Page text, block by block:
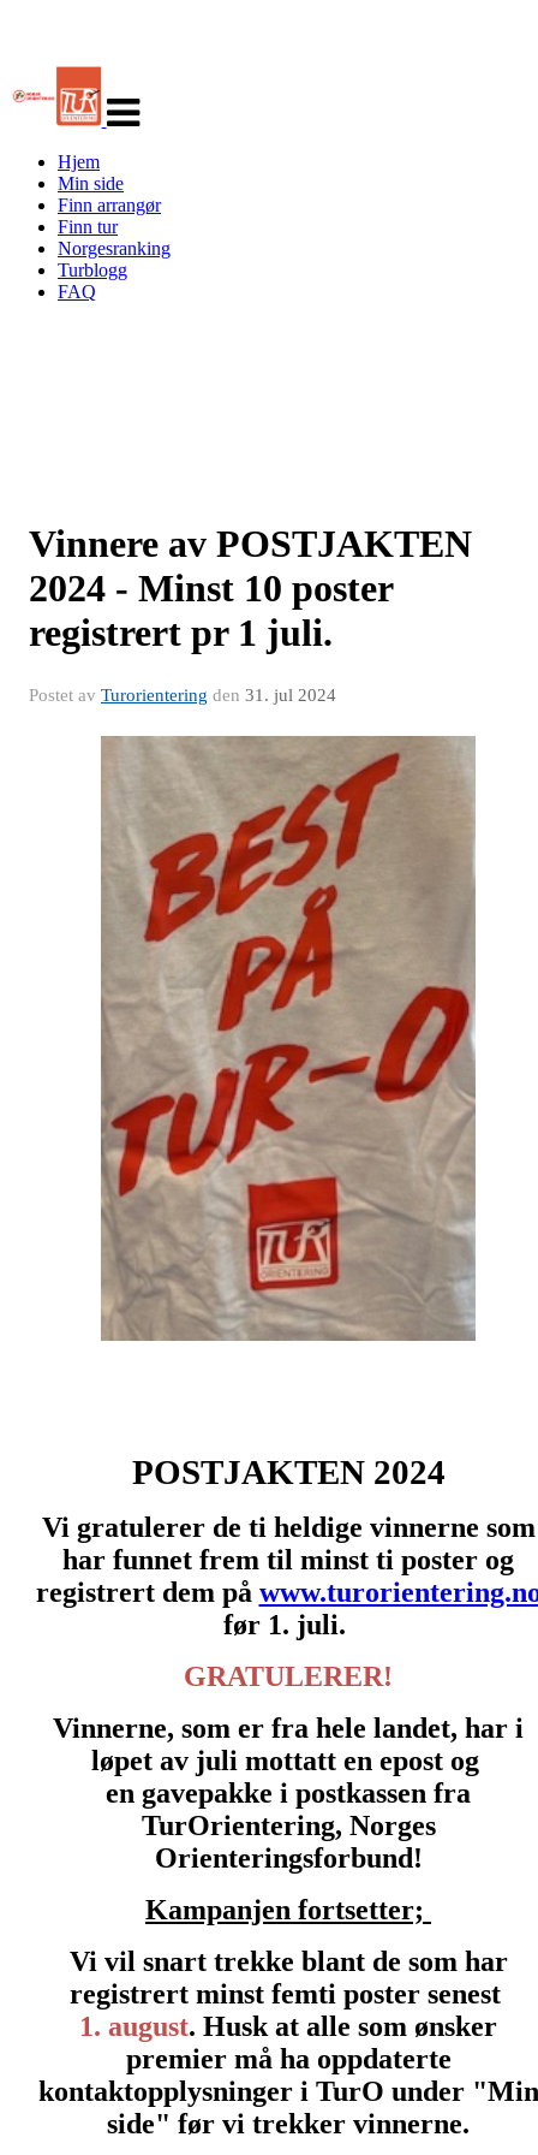
navigasjon
Hjem
Min side
Finn arrangør
Finn tur
Norgesranking
Turblogg
FAQ
Vinnere av POSTJAKTEN
2024 - Minst 10 poster
registrert pr 1 juli.
Postet av Turorientering den 31. jul 2024
POSTJAKTEN 2024
Vi gratulerer de ti heldige vinnerne som
har funnet frem til minst ti poster og
registrert dem på
før 1. juli.
GRATULERER!
Vinnerne, som er fra hele landet, har i
løpet av juli mottatt en epost og
en gavepakke i postkassen fra
TurOrientering, Norges
Orienteringsforbund!
Kampanjen fortsetter;
Vi vil snart trekke blant de som har
registrert minst femti poster senest
1. august. Husk at alle som ønsker
premier må ha oppdaterte
kontaktopplysninger i TurO under "Min
side" før vi trekker vinnerne.